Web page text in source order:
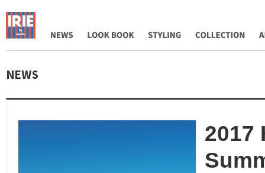
2017